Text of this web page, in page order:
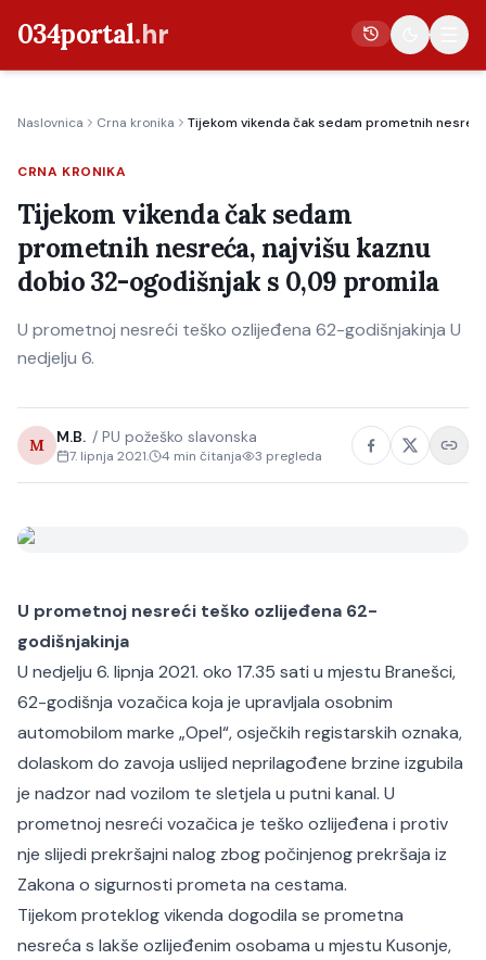
034portal.hr
Crna kronika
Poljoprivreda
Politika
Gospodarstvo
Život
Sport
Naslovnica Crna kronika Tijekom vikenda čak sedam prometnih
CRNA KRONIKA
Tijekom vikenda čak sedam
prometnih nesreća, najvišu kaznu
dobio 32-ogodišnjak s 0,09 promila
U prometnoj nesreći teško ozlijeđena 62-godišnjakinja U
nedjelju 6.
M M.B. / PU požeško slavonska
7. lipnja 2021. 4 min čitanja 3 pregleda
U prometnoj nesreći teško ozlijeđena 62-
godišnjakinja
U nedjelju 6. lipnja 2021. oko 17.35 sati u mjestu Branešci,
62-godišnja vozačica koja je upravljala osobnim
automobilom marke „Opel“, osječkih registarskih oznaka,
dolaskom do zavoja uslijed neprilagođene brzine izgubila
je nadzor nad vozilom te sletjela u putni kanal. U
prometnoj nesreći vozačica je teško ozlijeđena i protiv
nje slijedi prekršajni nalog zbog počinjenog prekršaja iz
Zakona o sigurnosti prometa na cestama.
Tijekom proteklog vikenda dogodila se prometna
nesreća s lakše ozlijeđenim osobama u mjestu Kusonje,